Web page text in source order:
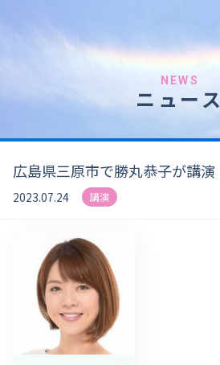
NEWS
ニュース
広島県三原市で勝丸恭子が講演
2023.07.24 講演